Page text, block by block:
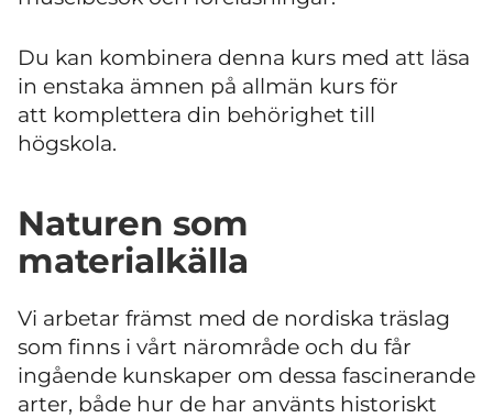
Du kan kombinera denna kurs med att läsa
in enstaka ämnen på allmän kurs för
att komplettera din behörighet till
högskola.
Naturen som
materialkälla
Vi arbetar främst med de nordiska träslag
som finns i vårt närområde och du får
ingående kunskaper om dessa fascinerande
arter, både hur de har använts historiskt